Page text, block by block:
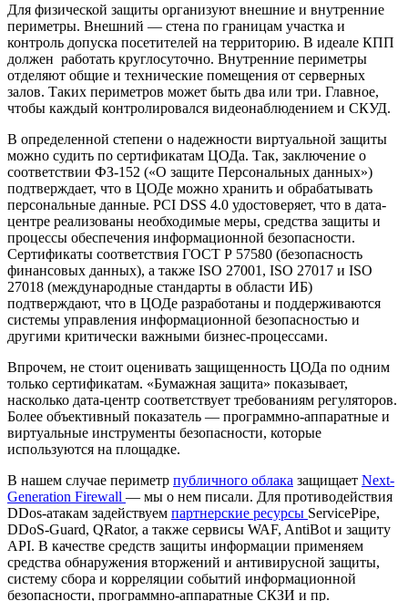
Для физической защиты организуют внешние и внутренние
периметры. Внешний — стена по границам участка и
контроль допуска посетителей на территорию. В идеале КПП
должен работать круглосуточно. Внутренние периметры
отделяют общие и технические помещения от серверных
залов. Таких периметров может быть два или три. Главное,
чтобы каждый контролировался видеонаблюдением и СКУД.
В определенной степени о надежности виртуальной защиты
можно судить по сертификатам ЦОДа. Так, заключение о
соответствии ФЗ-152 («О защите Персональных данных»)
подтверждает, что в ЦОДе можно хранить и обрабатывать
персональные данные. PCI DSS 4.0 удостоверяет, что в дата-
центре реализованы необходимые меры, средства защиты и
процессы обеспечения информационной безопасности.
Сертификаты соответствия ГОСТ Р 57580 (безопасность
финансовых данных), а также ISO 27001, ISO 27017 и ISO
27018 (международные стандарты в области ИБ)
подтверждают, что в ЦОДе разработаны и поддерживаются
системы управления информационной безопасностью и
другими критически важными бизнес-процессами.
Впрочем, не стоит оценивать защищенность ЦОДа по одним
только сертификатам. «Бумажная защита» показывает,
насколько дата-центр соответствует требованиям регуляторов.
Более объективный показатель — программно-аппаратные и
виртуальные инструменты безопасности, которые
используются на площадке.
В нашем случае периметр публичного облака защищает Next-
Generation Firewall — мы о нем писали. Для противодействия
DDos-атакам задействуем партнерские ресурсы ServicePipe,
DDoS-Guard, QRator, а также сервисы WAF, AntiBot и защиту
API. В качестве средств защиты информации применяем
средства обнаружения вторжений и антивирусной защиты,
систему сбора и корреляции событий информационной
безопасности, программно-аппаратные СКЗИ и пр.